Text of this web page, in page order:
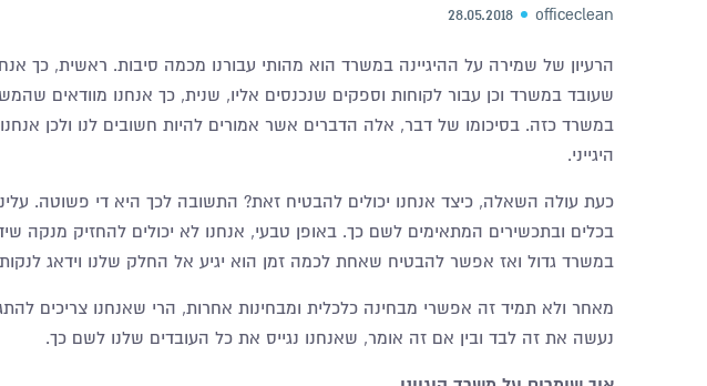
officeclean
28.05.2018
הרעיון של שמירה על ההיגיינה במשרד הוא מהותי עבורנו מכמה סיבות. ראשית, כך
שעובד במשרד וכן עבור לקוחות וספקים שנכנסים אליו, שנית, כך אנחנו מוודאים
במשרד כזה. בסיכומו של דבר, אלה הדברים אשר אמורים להיות חשובים לנו ולכן
היגייני.
כעת עולה השאלה, כיצד אנחנו יכולים להבטיח זאת? התשובה לכך היא די פשוטה.
בכלים ובתכשירים המתאימים לשם כך. באופן טבעי, אנחנו לא יכולים להחזיק מנקה
במשרד גדול ואז אפשר להבטיח שאחת לכמה זמן הוא יגיע אל החלק שלנו וידאג
מאחר ולא תמיד זה אפשרי מבחינה כלכלית ומבחינות אחרות, הרי שאנחנו צריכים
נעשה את זה לבד ובין אם זה אומר, שאנחנו נגייס את כל העובדים שלנו לשם כך.